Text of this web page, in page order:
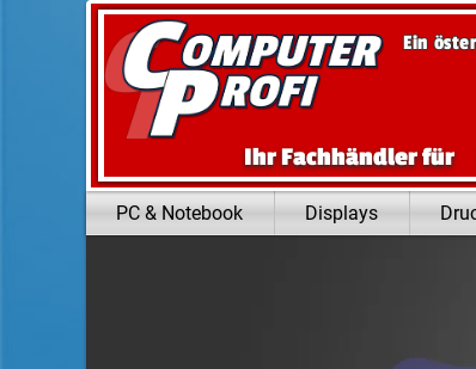
Zum Inhalt springen
Ein
Ihr Fachhändler für
PC & Notebook Displays